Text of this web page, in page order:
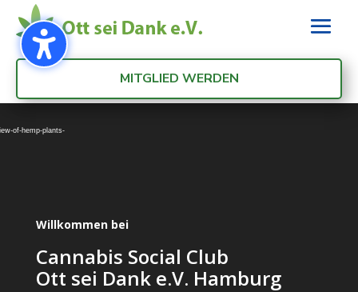
MITGLIED WERDEN
Player
of-hemp-plants-
Willkommen bei
Cannabis Social Club
Ott sei Dank e.V. Hamburg